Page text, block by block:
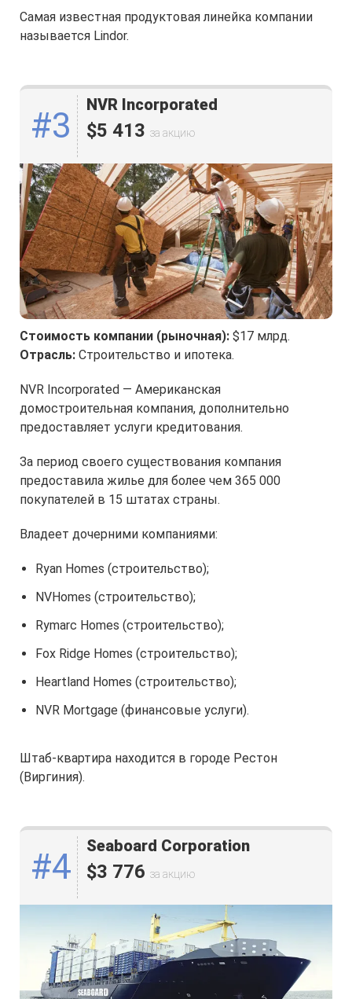
Самая известная продуктовая линейка компании
называется Lindor.
#3
NVR Incorporated
$5 413 за акцию
Стоимость компании (рыночная): $17 млрд.
Отрасль: Строительство и ипотека.
NVR Incorporated — Американская
домостроительная компания, дополнительно
предоставляет услуги кредитования.
За период своего существования компания
предоставила жилье для более чем 365 000
покупателей в 15 штатах страны.
Владеет дочерними компаниями:
Ryan Homes (строительство);
NVHomes (строительство);
Rymarc Homes (строительство);
Fox Ridge Homes (строительство);
Heartland Homes (строительство);
NVR Mortgage (финансовые услуги).
Штаб-квартира находится в городе Рестон
(Виргиния).
#4
Seaboard Corporation
$3 776 за акцию